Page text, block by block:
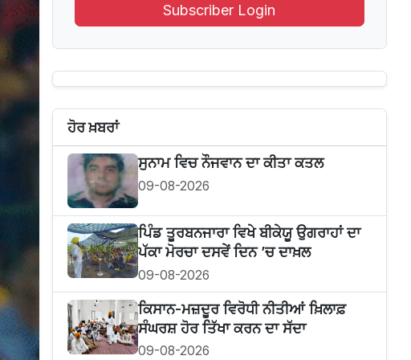
Subscriber Login
ਹੋਰ ਖ਼ਬਰਾਂ
ਸੁਨਾਮ ਵਿਚ ਨੌਜਵਾਨ ਦਾ ਕੀਤਾ ਕਤਲ
09-08-2026
ਪਿੰਡ ਤੂਰਬਨਜਾਰਾ ਵਿਖੇ ਬੀਕੇਯੂ ਉਗਰਾਹਾਂ ਦਾ
ਪੱਕਾ ਮੋਰਚਾ ਦਸਵੇਂ ਦਿਨ ’ਚ ਦਾਖ਼ਲ
09-08-2026
ਕਿਸਾਨ-ਮਜ਼ਦੂਰ ਵਿਰੋਧੀ ਨੀਤੀਆਂ ਖ਼ਿਲਾਫ਼
ਸੰਘਰਸ਼ ਹੋਰ ਤਿੱਖਾ ਕਰਨ ਦਾ ਸੱਦਾ
09-08-2026